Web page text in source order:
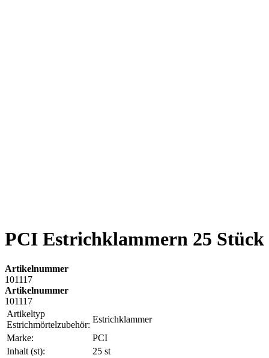
PCI Estrichklammern 25 Stück
Artikelnummer
101117
Artikelnummer
101117
Artikeltyp
Estrichmörtelzubehör:
Estrichklammer
Marke:
PCI
Inhalt (st):
25 st